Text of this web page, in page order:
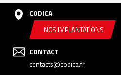
CODICA
NOS IMPLANTATIONS
CONTACT
contacts@codica.fr